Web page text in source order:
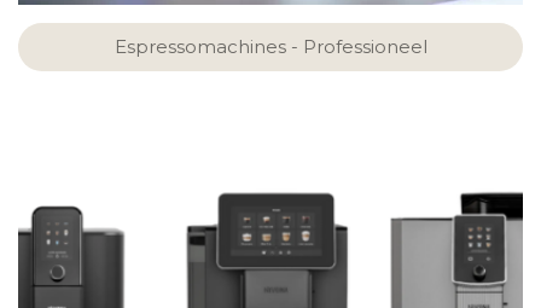
Espressomachines - Professioneel